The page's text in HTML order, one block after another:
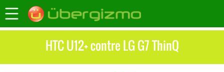
HTC U12+ contre LG G7 ThinQ